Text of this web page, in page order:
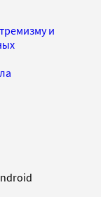
и